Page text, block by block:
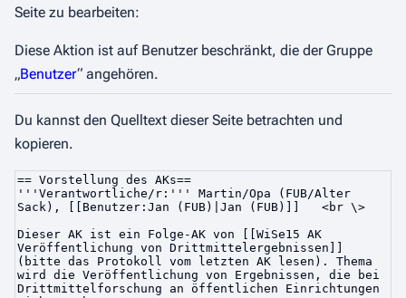
Seite zu bearbeiten:
Diese Aktion ist auf Benutzer beschränkt, die der Gruppe
„Benutzer“ angehören.
Du kannst den Quelltext dieser Seite betrachten und
kopieren.